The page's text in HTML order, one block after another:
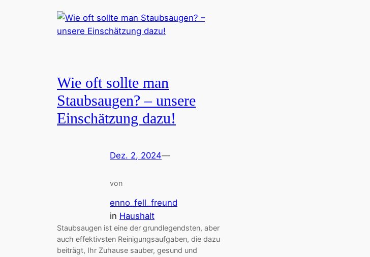
Wie oft sollte man
Staubsaugen? – unsere
Einschätzung dazu!
Dez. 2, 2024—
von
enno_fell_freund
in Haushalt
Staubsaugen ist eine der grundlegendsten, aber
auch effektivsten Reinigungsaufgaben, die dazu
beiträgt, Ihr Zuhause sauber, gesund und